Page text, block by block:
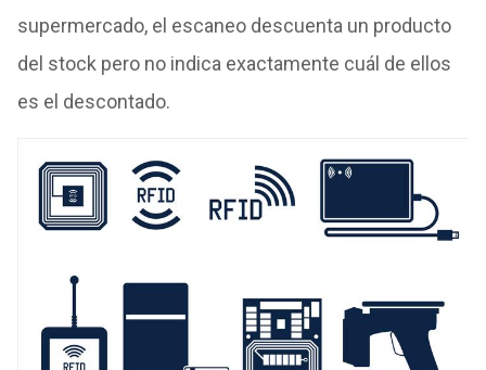
supermercado, el escaneo descuenta un producto
del stock pero no indica exactamente cuál de ellos
es el descontado.